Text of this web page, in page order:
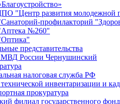
"Центр развития молодежной
профилакторий
№260"
представительства
России Чернушинский
налоговая служба РФ
инвентаризации и
прокуратура
филиал государственного